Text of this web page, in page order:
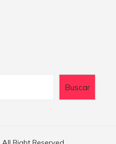
Buscar